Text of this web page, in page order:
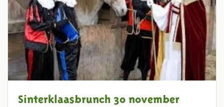
Sinterklaasbrunch 30 november